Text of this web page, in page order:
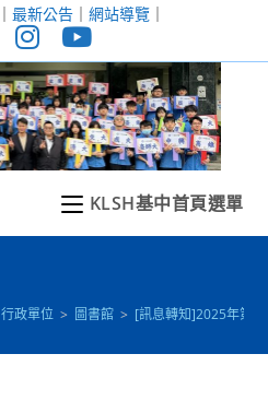
｜ 最新公告｜ 網站導覽｜
KLSH基中首頁選單
行政單位 > 圖書館 > [訊息轉知]2025年第1